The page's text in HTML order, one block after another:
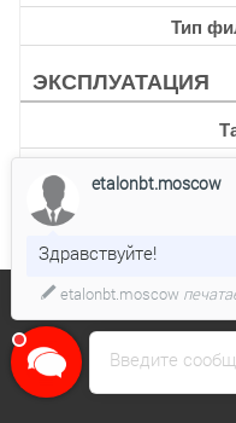
Тип
ЭКСПЛУАТАЦИЯ
О КОМПАНИИ
КАТАЛОГ
Введите
etalonbt.moscow
Здравствуйте!
etalonbt.moscow